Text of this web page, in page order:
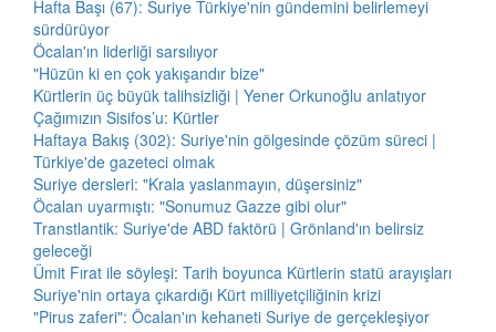
Hafta Başı (67): Suriye Türkiye'nin gündemini belirlemeyi
sürdürüyor
Öcalan'ın liderliği sarsılıyor
"Hüzün ki en çok yakışandır bize"
Kürtlerin üç büyük talihsizliği | Yener Orkunoğlu anlatıyor
Çağımızın Sisifos’u: Kürtler
Haftaya Bakış (302): Suriye'nin gölgesinde çözüm süreci |
Türkiye'de gazeteci olmak
Suriye dersleri: "Krala yaslanmayın, düşersiniz"
Öcalan uyarmıştı: "Sonumuz Gazze gibi olur"
Transtlantik: Suriye'de ABD faktörü | Grönland'ın belirsiz
geleceği
Ümit Fırat ile söyleşi: Tarih boyunca Kürtlerin statü arayışları
Suriye'nin ortaya çıkardığı Kürt milliyetçiliğinin krizi
"Pirus zaferi": Öcalan'ın kehaneti Suriye de gerçekleşiyor